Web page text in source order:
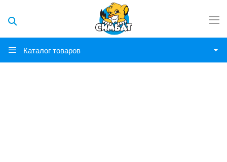
Каталог товаров